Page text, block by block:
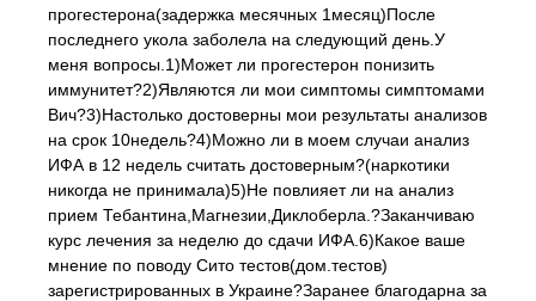
прогестерона(задержка месячных 1месяц)После
последнего укола заболела на следующий день.У
меня вопросы.1)Может ли прогестерон понизить
иммунитет?2)Являются ли мои симптомы симптомами
Вич?3)Настолько достоверны мои результаты анализов
на срок 10недель?4)Можно ли в моем случаи анализ
ИФА в 12 недель считать достоверным?(наркотики
никогда не принимала)5)Не повлияет ли на анализ
прием Тебантина,Магнезии,Диклоберла.?Заканчиваю
курс лечения за неделю до сдачи ИФА.6)Какое ваше
мнение по поводу Сито тестов(дом.тестов)
зарегистрированных в Украине?Заранее благодарна за